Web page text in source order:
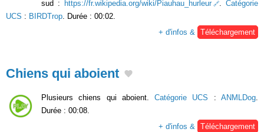
sud :
https://fr.wikipedia.org/wiki/Piauhau_hurleur . Catégorie
UCS : BIRDTrop. Durée : 00:02.
+ d'infos & Téléchargement
Chiens qui aboient
Plusieurs chiens qui aboient.Catégorie UCS :ANMLDog.
Durée : 00:08.
+ d'infos & Téléchargement